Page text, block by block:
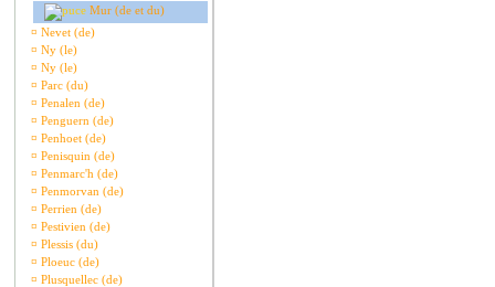
Mur (de et du)
¤ Nevet (de)
¤ Ny (le)
¤ Ny (le)
¤ Parc (du)
¤ Penalen (de)
¤ Penguern (de)
¤ Penhoet (de)
¤ Penisquin (de)
¤ Penmarc'h (de)
¤ Penmorvan (de)
¤ Perrien (de)
¤ Pestivien (de)
¤ Plessis (du)
¤ Ploeuc (de)
¤ Plusquellec (de)